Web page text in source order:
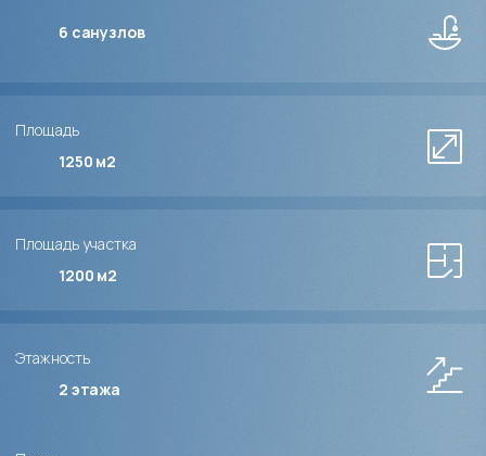
6 санузлов
Площадь
1250 м2
Площадь участка
1200 м2
Этажность
2 этажа